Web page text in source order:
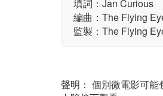
填詞：Jan Curious
編曲：The Flying
監製：The Flying
聲明： 個別微電影可